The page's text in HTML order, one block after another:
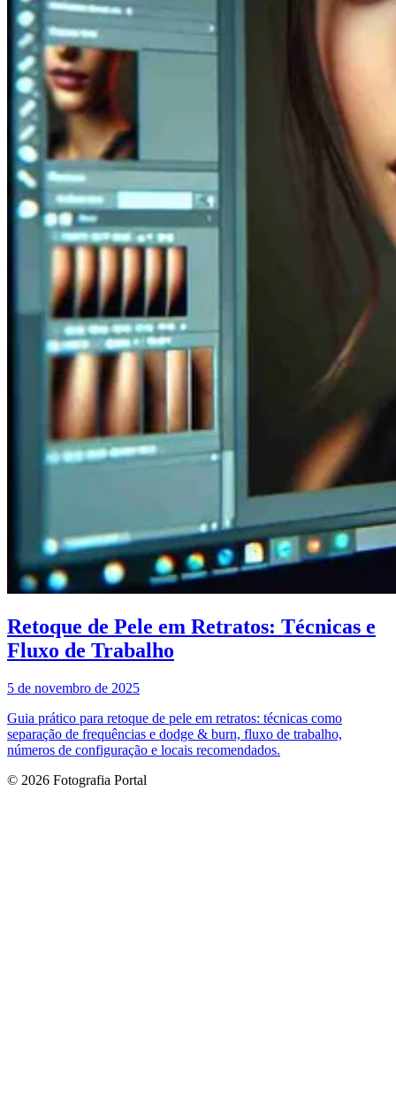
Retoque de Pele em Retratos: Técnicas e
Fluxo de Trabalho
5 de novembro de 2025
Guia prático para retoque de pele em retratos: técnicas como
separação de frequências e dodge & burn, fluxo de trabalho,
números de configuração e locais recomendados.
© 2026 Fotografia Portal